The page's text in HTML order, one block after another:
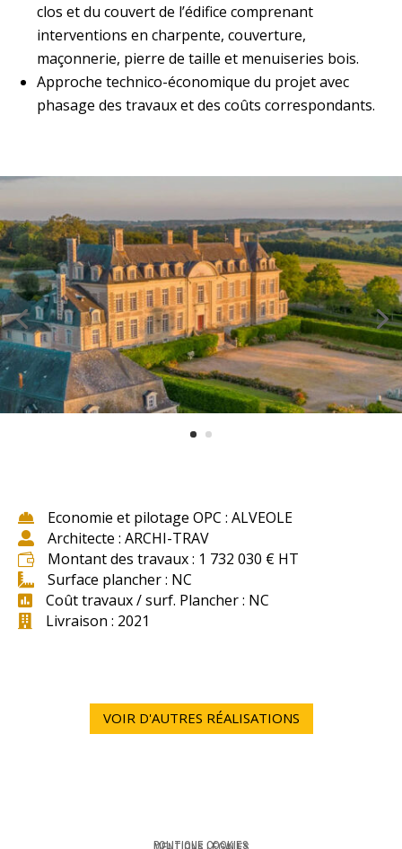
clos et du couvert de l’édifice comprenant
interventions en charpente, couverture,
maçonnerie, pierre de taille et menuiseries bois.
Approche technico-économique du projet avec
phasage des travaux et des coûts correspondants.
 Economie et pilotage OPC : ALVEOLE
 Architecte : ARCHI-TRAV
 Montant des travaux : 1 732 030 € HT
 Surface plancher : NC
 Coût travaux / surf. Plancher : NC
 Livraison : 2021
VOIR D'AUTRES RÉALISATIONS
POLITIQUE COOKIES